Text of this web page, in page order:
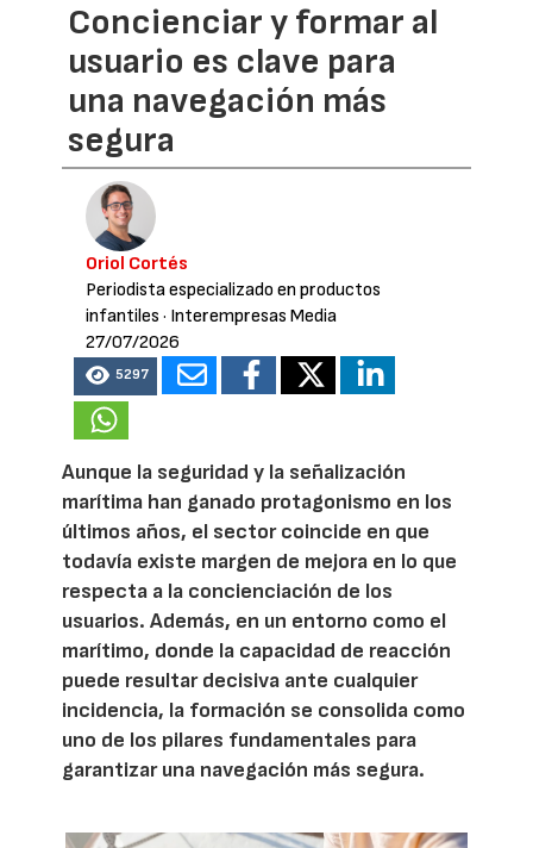
Concienciar y formar al
usuario es clave para
una navegación más
segura
Oriol Cortés
Periodista especializado en productos
infantiles · Interempresas Media
27/07/2026
5297
Aunque la seguridad y la señalización
marítima han ganado protagonismo en los
últimos años, el sector coincide en que
todavía existe margen de mejora en lo que
respecta a la concienciación de los
usuarios. Además, en un entorno como el
marítimo, donde la capacidad de reacción
puede resultar decisiva ante cualquier
incidencia, la formación se consolida como
uno de los pilares fundamentales para
garantizar una navegación más segura.